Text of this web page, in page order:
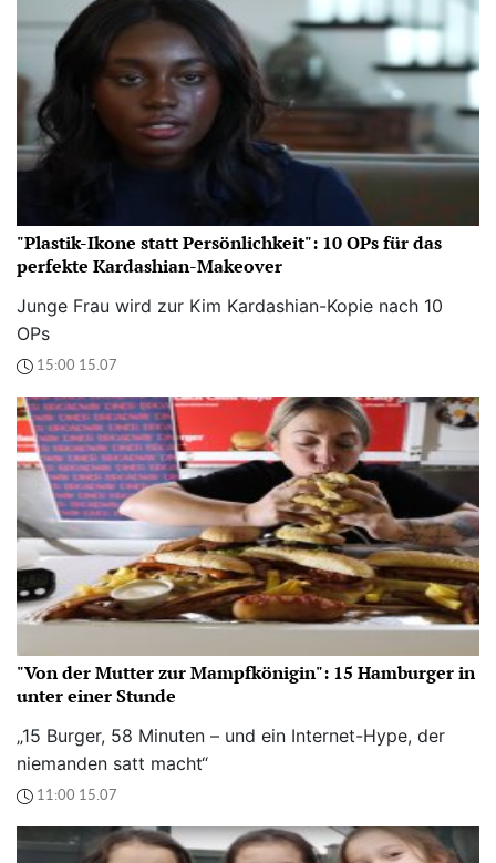
"Plastik-Ikone statt Persönlichkeit": 10 OPs für das
perfekte Kardashian-Makeover
Junge Frau wird zur Kim Kardashian-Kopie nach 10
OPs
15:00 15.07
"Von der Mutter zur Mampfkönigin": 15 Hamburger in
unter einer Stunde
„15 Burger, 58 Minuten – und ein Internet-Hype, der
niemanden satt macht“
11:00 15.07